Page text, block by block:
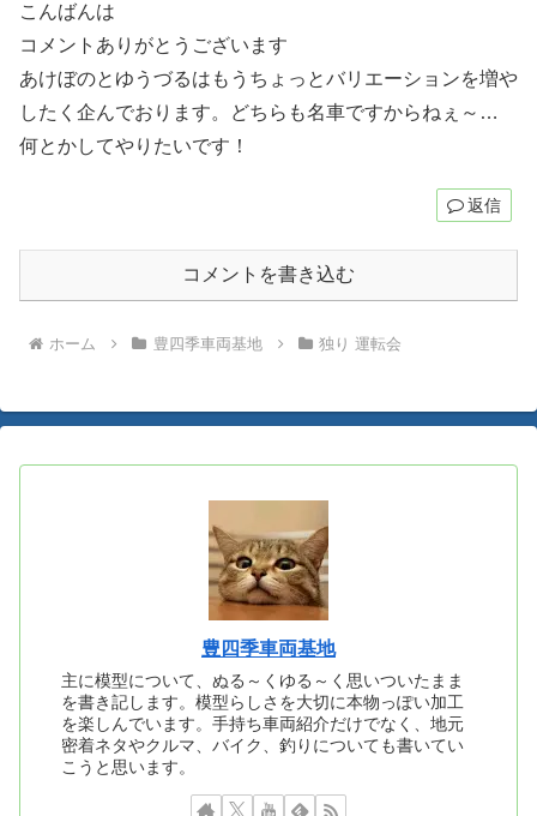
こんばんは
コメントありがとうございます
あけぼのとゆうづるはもうちょっとバリエーションを増や
したく企んでおります。どちらも名車ですからねぇ～…
何とかしてやりたいです！
返信
コメントを書き込む
ホーム 豊四季車両基地 独り 運転会
豊四季車両基地
主に模型について、ぬる～くゆる～く思いついたまま
を書き記します。模型らしさを大切に本物っぽい加工
を楽しんでいます。手持ち車両紹介だけでなく、地元
密着ネタやクルマ、バイク、釣りについても書いてい
こうと思います。